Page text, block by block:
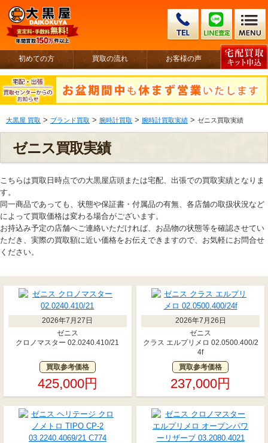
初めての方 買取の流れ お客様の声
大黒屋 買取 > ブランド買取 > 腕時計買取 > 腕時計買取実績 > ゼニス買取実績
ゼニス買取実績
こちらは買取日時点での大黒屋店頭または宅配、出張での買取実績となりま
す。
同一商品であっても、状態や保証書・付属品の有無、各店舗の取扱状況など
によって買取価格は変わる場合がございます。
お持込み予定の店舗へご連絡いただければ、お品物の状態等を確認させてい
ただき、実際の買取額に近い価格をお伝えできますので、お気軽にお問合せ
ください。
2026年7月27日
ゼニス
クロノマスター 02.0240.410/21
買取参考価格
425,000円
2026年7月26日
ゼニス
クラス エルプリメロ 02.0500.400/2
4f
買取参考価格
237,000円